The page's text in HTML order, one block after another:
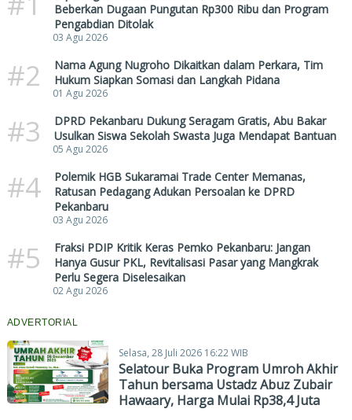
Beberkan Dugaan Pungutan Rp300 Ribu dan Program
Pengabdian Ditolak
03 Agu 2026
#2
Nama Agung Nugroho Dikaitkan dalam Perkara, Tim
Hukum Siapkan Somasi dan Langkah Pidana
01 Agu 2026
#3
DPRD Pekanbaru Dukung Seragam Gratis, Abu Bakar
Usulkan Siswa Sekolah Swasta Juga Mendapat Bantuan
05 Agu 2026
#4
Polemik HGB Sukaramai Trade Center Memanas,
Ratusan Pedagang Adukan Persoalan ke DPRD
Pekanbaru
03 Agu 2026
#5
Fraksi PDIP Kritik Keras Pemko Pekanbaru: Jangan
Hanya Gusur PKL, Revitalisasi Pasar yang Mangkrak
Perlu Segera Diselesaikan
02 Agu 2026
ADVERTORIAL
Selasa, 28 Juli 2026 16:22 WIB
Selatour Buka Program Umroh Akhir
Tahun bersama Ustadz Abuz Zubair
Hawaary, Harga Mulai Rp38,4 Juta